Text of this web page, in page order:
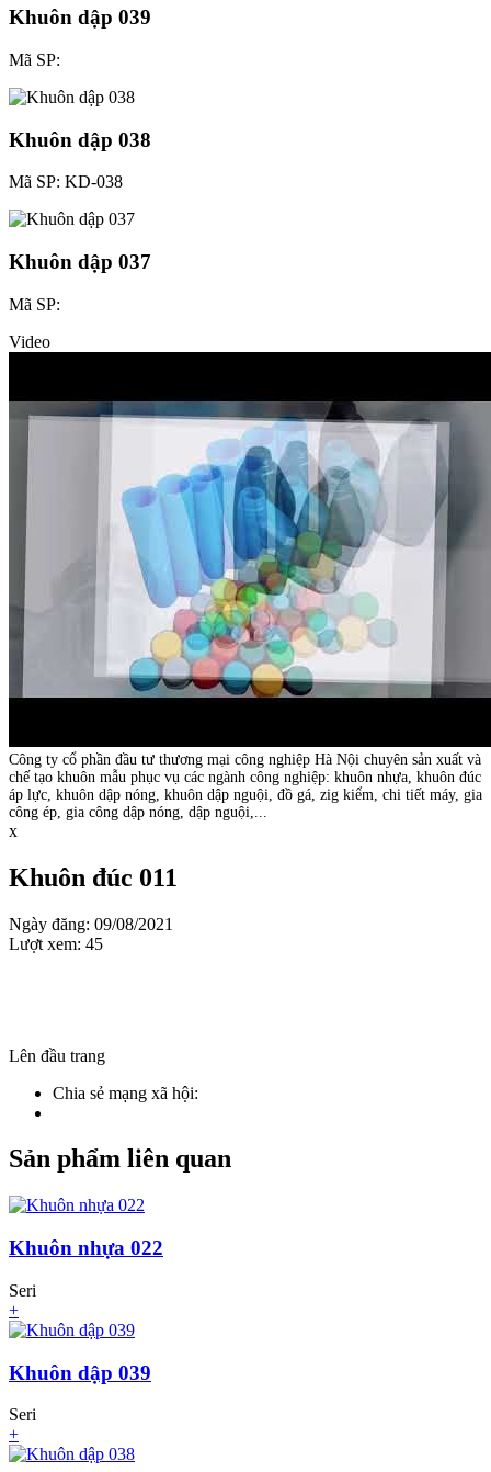
Khuôn dập 039
Mã SP:
Khuôn dập 038
Mã SP: KD-038
Khuôn dập 037
Mã SP:
Video
Công ty cổ phần đầu tư thương mại công nghiệp Hà Nội chuyên sản xuất và
chế tạo khuôn mẫu phục vụ các ngành công nghiệp: khuôn nhựa, khuôn đúc
áp lực, khuôn dập nóng, khuôn dập nguội, đồ gá, zig kiểm, chi tiết máy, gia
công ép, gia công dập nóng, dập nguội,...
x
Khuôn đúc 011
Ngày đăng: 09/08/2021
Lượt xem: 45
Lên đầu trang
Chia sẻ mạng xã hội:
Sản phẩm liên quan
Khuôn nhựa 022
Seri
+
Khuôn dập 039
Seri
+